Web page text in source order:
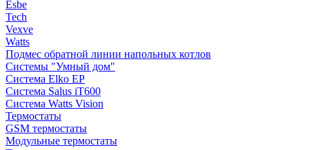
Esbe
Tech
Vexve
Watts
Подмес обратной линии напольных котлов
Системы "Умный дом"
Система Elko EP
Система Salus iT600
Система Watts Vision
Термостаты
GSM термостаты
Модульные термостаты